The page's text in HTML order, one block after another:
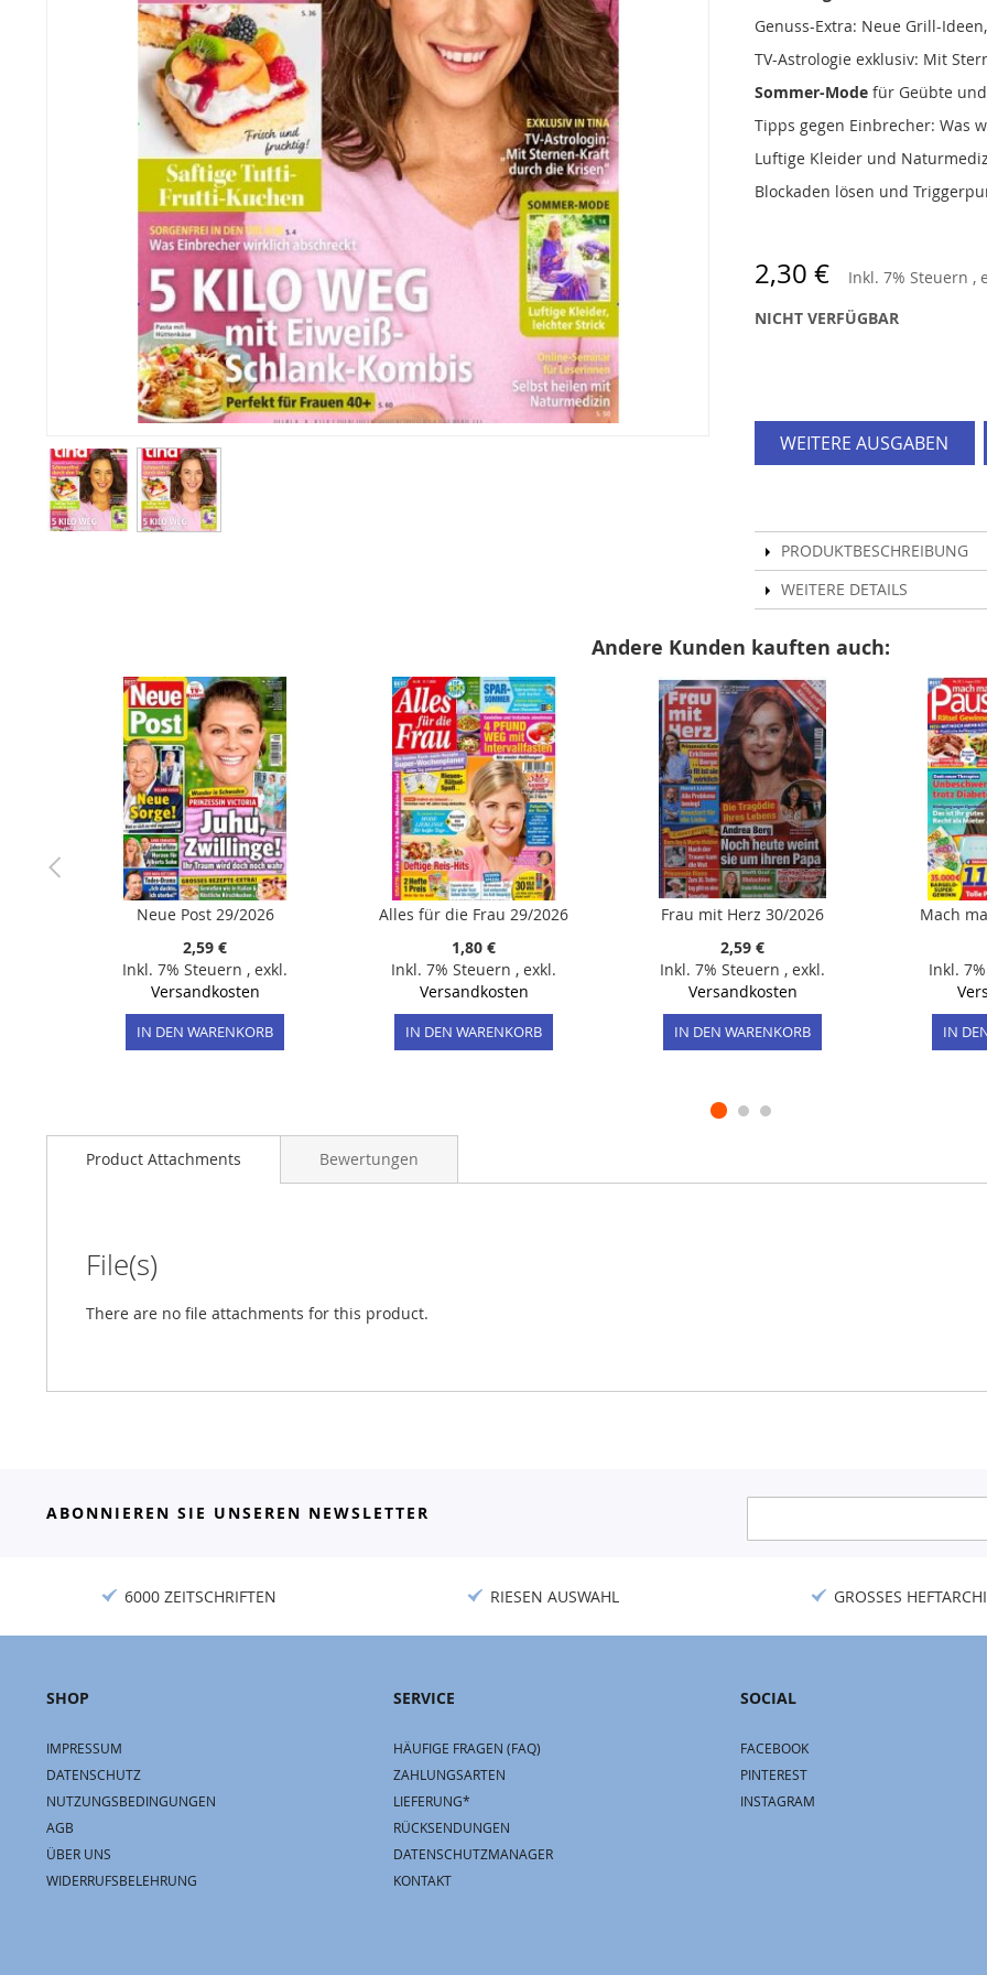
Genuss-Extra: Neue Grill-
TV-Astrologie exklusiv: Mit
Sommer-Modefür Geübte
Tipps gegen Einbrecher: Was
Luftige Kleider und
Blockaden lösen und
2,30 € Inkl. 7% Steuern ,
NICHT VERFÜGBAR
WEITERE AUSGABEN
PRODUKTBESCHREIBUNG
WEITERE DETAILS
Andere Kunden kauften auch:
Neue Post 29/2026
2,59 €
Inkl. 7% Steuern , exkl.
Versandkosten
IN DEN WARENKORB
Alles für die Frau 29/2026
1,80 €
Inkl. 7% Steuern , exkl.
Versandkosten
IN DEN WARENKORB
Frau mit Herz 30/2026
2,59 €
Inkl. 7% Steuern , exkl.
Versandkosten
IN DEN WARENKORB
Mach
Inkl.
IN
Product Attachments
File(s)
There are no file attachments for this product.
Bewertungen
ABONNIEREN SIE UNSEREN NEWSLETTER
Newsletter:
6000 ZEITSCHRIFTEN RIESEN AUSWAHL GROSSES
SHOP
IMPRESSUM
DATENSCHUTZ
NUTZUNGSBEDINGUNGEN
AGB
ÜBER UNS
WIDERRUFSBELEHRUNG
SERVICE
HÄUFIGE FRAGEN (FAQ)
ZAHLUNGSARTEN
LIEFERUNG*
RÜCKSENDUNGEN
DATENSCHUTZMANAGER
KONTAKT
SOCIAL
FACEBOOK
PINTEREST
INSTAGRAM